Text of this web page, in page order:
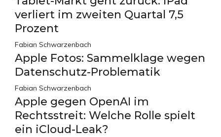
verliert im zweiten Quartal 7,5
Prozent
Fabian Schwarzenbach
Apple Fotos: Sammelklage wegen
Datenschutz-Problematik
Fabian Schwarzenbach
Apple gegen OpenAI im
Rechtsstreit: Welche Rolle spielt
ein iCloud-Leak?